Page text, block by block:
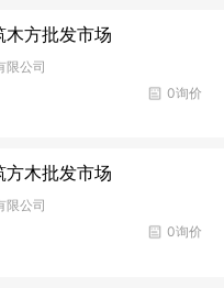
木方批发市场
限公司
0询价
方木批发市场
限公司
0询价